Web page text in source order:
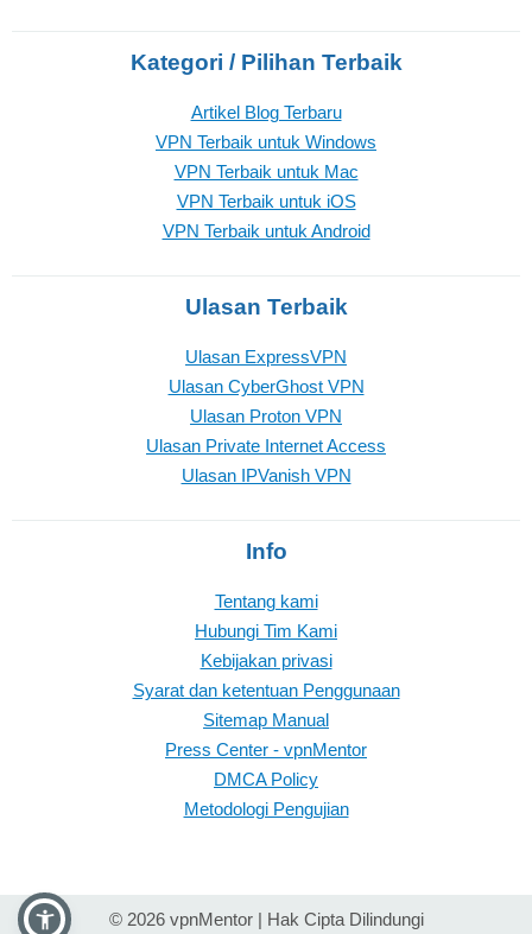
Kategori / Pilihan Terbaik
Artikel Blog Terbaru
VPN Terbaik untuk Windows
VPN Terbaik untuk Mac
VPN Terbaik untuk iOS
VPN Terbaik untuk Android
Ulasan Terbaik
Ulasan ExpressVPN
Ulasan CyberGhost VPN
Ulasan Proton VPN
Ulasan Private Internet Access
Ulasan IPVanish VPN
Info
Tentang kami
Hubungi Tim Kami
Kebijakan privasi
Syarat dan ketentuan Penggunaan
Sitemap Manual
Press Center - vpnMentor
DMCA Policy
Metodologi Pengujian
© 2026 vpnMentor | Hak Cipta Dilindungi